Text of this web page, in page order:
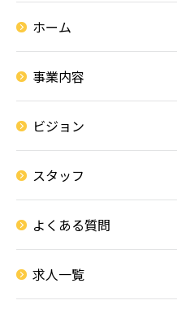
ホーム
事業内容
ビジョン
スタッフ
よくある質問
求人一覧